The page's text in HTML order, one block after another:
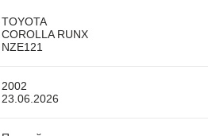
TOYOTA
COROLLA RUNX
NZE121
2002
23.06.2026